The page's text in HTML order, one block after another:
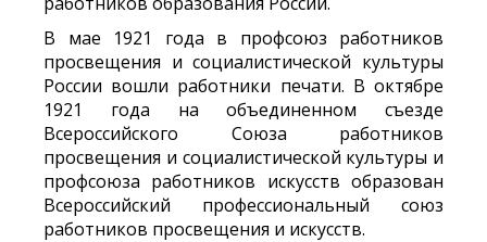
В мае 1921 года в профсоюз работников
просвещения и социалистической культуры
России вошли работники печати. В октябре
1921 года на объединенном съезде
Всероссийского Союза работников
просвещения и социалистической культуры и
профсоюза работников искусств образован
Всероссийский профессиональный союз
работников просвещения и искусств.